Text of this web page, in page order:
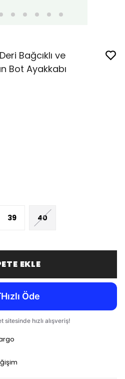
Bağcıklı ve
Bot Ayakkabı
39 40
EKLE